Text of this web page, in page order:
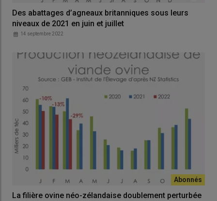
Des abattages d’agneaux britanniques sous leurs
niveaux de 2021 en juin et juillet
14 septembre 2022
La filière ovine néo-zélandaise doublement perturbée